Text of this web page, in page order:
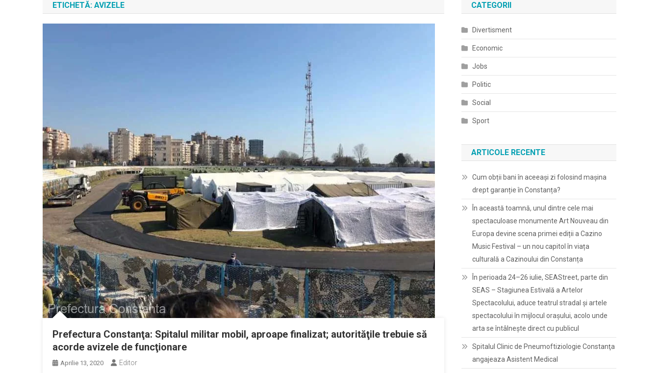
ETICHETĂ: AVIZELE
Prefectura Constanţa: Spitalul militar mobil, aproape finalizat; autorităţile trebuie să
acorde avizele de funcţionare
Aprilie 13, 2020 Editor
CATEGORII
Divertisment
Economic
Jobs
Politic
Social
Sport
ARTICOLE RECENTE
Cum obții bani în aceeași zi folosind mașina
drept garanție în Constanța?
În această toamnă, unul dintre cele mai
spectaculoase monumente Art Nouveau din
Europa devine scena primei ediții a Cazino
Music Festival – un nou capitol în viața
culturală a Cazinoului din Constanța
În perioada 24–26 iulie, SEAStreet, parte din
SEAS – Stagiunea Estivală a Artelor
Spectacolului, aduce teatrul stradal și artele
spectacolului în mijlocul orașului, acolo unde
arta se întâlnește direct cu publicul
Spitalul Clinic de Pneumoftiziologie Constanţa
angajeaza Asistent Medical